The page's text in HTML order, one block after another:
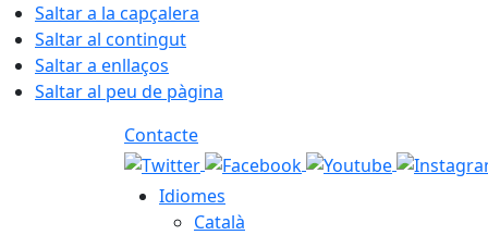
Saltar a la capçalera
Saltar al contingut
Saltar a enllaços
Saltar al peu de pàgina
Contacte
Idiomes
Català